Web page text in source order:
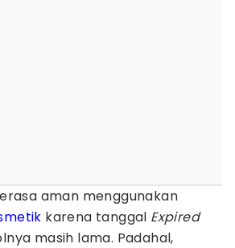
aman menggunakan
karena tanggal Expired
masih lama. Padahal,